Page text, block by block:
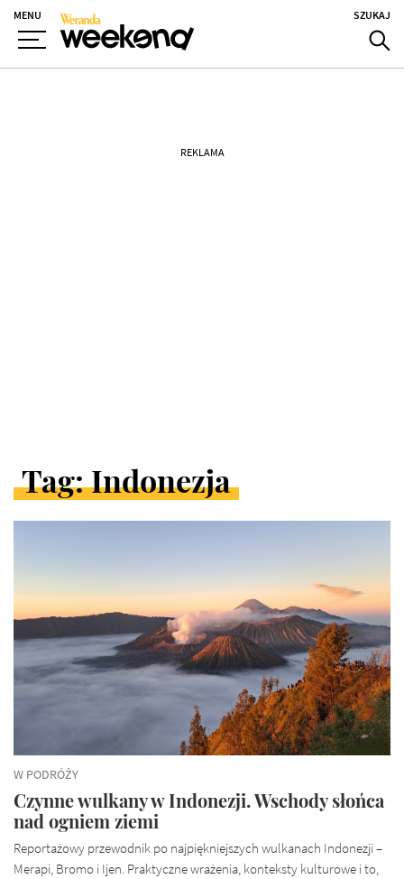
MENU SZUKAJ
REKLAMA
Tag: Indonezja
ARTYKUŁY
W
KATEGORII
W PODRÓŻY
Czynne wulkany w Indonezji. Wschody słońca
nad ogniem ziemi
Reportażowy przewodnik po najpiękniejszych wulkanach Indonezji –
Merapi, Bromo i Ijen. Praktyczne wrażenia, konteksty kulturowe i to,